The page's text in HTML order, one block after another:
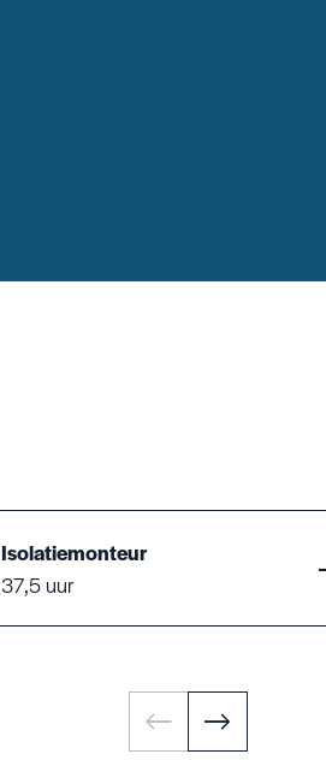
Isolatiemonteur
37,5 uur